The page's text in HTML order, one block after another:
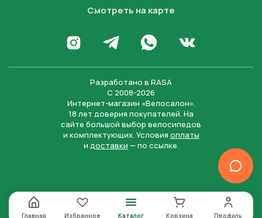
Смотреть на карте
Перейти в Инстаграм
Написать в Телеграм
Написать в WhatsApp
Перейти во
Разработано в RASA
С 2008-2026
Интернет-магазин «Велосалон».
18 лет доверия покупателей. На
сайте большой выбор велосипедов
и комплектующих. Условия оплаты
и доставки — по ссылке.
Главная Избранное Каталог Корзина Профиль
Нажимая на кнопку “Отправить заявку”, вы даете
согласие на обработку персональных данных и
соглашаетесь с политикой конфиденциальности